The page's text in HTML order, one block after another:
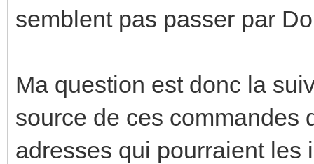
semblent pas passer par
Ma question est donc la
source de ces commandes
adresses qui pourraient les